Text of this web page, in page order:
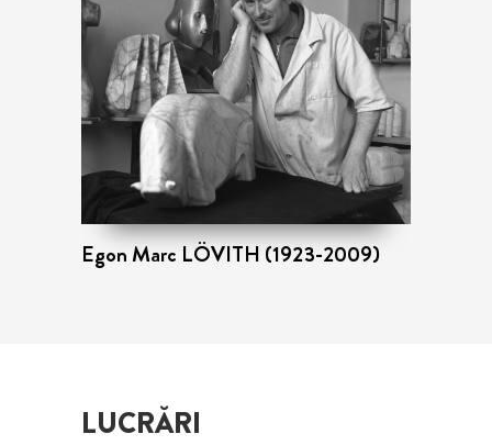
Egon Marc LÖVITH (1923-2009)
LUCRĂRI